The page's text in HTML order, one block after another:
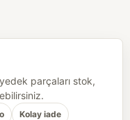
parçaları stok,
Kolay iade